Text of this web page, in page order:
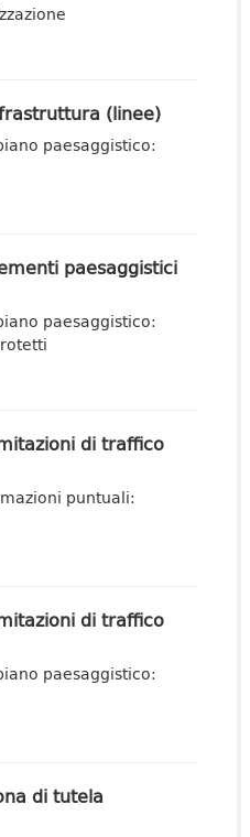
(linee)
paesaggistico:
paesaggistici
paesaggistico:
di traffico
puntuali:
di traffico
paesaggistico:
di tutela